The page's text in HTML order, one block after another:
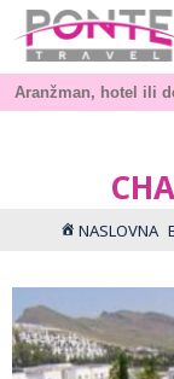
NASLOVNA